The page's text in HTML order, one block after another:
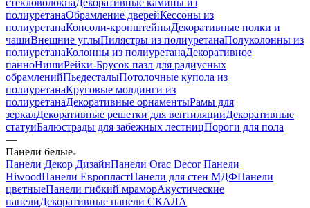
полиуретанаОбрамление дверейКессоны из
полиуретанаКонсоли-кронштейныДекоративные полки и
чашиВнешние углыПилястры из полиуретанаПолуколонны из
полиуретанаКолонны из полиуретанаДекоративное
панноНишиРейки-Брусок пазл для радиусных
обрамленийПьедесталыПотолочные купола из
полиуретанаКруговые молдинги из
полиуретанаДекоративные орнаментыРамы для
зеркалДекоративные решетки для вентиляцииДекоративные
статуиБалюстрады для забежных лестницПороги для пола
—
Панели белые
Панели Декор ДизайнПанели Orac DecorПанели
HiwoodПанели ЕвропластПанели для стен МДФПанели
цветныеПанели гибкий мраморАкустические
панелиДекоративные панели СКАЛА